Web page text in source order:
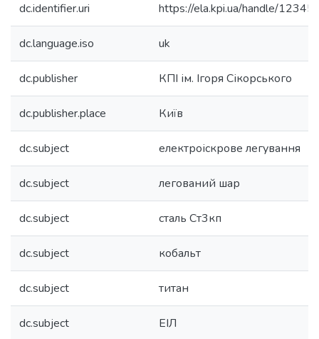
dc.identifier.uri https://ela.kpi.ua/handle/
dc.language.iso uk
dc.publisher КПІ ім. Ігоря Сікорського
dc.publisher.place Київ
dc.subject електроіскрове легування
dc.subject легований шар
dc.subject сталь Ст3кп
dc.subject кобальт
dc.subject титан
dc.subject ЕІЛ